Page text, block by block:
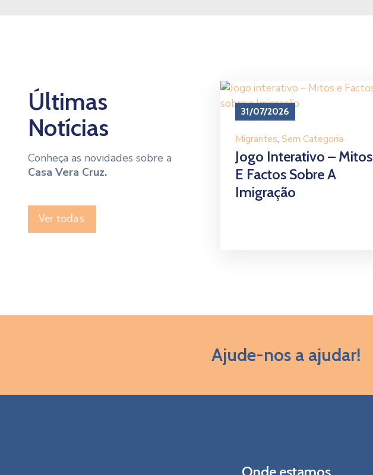
Últimas
Notícias
Conheça as novidades sobre a
Casa Vera Cruz.
Ver todas
31/07/2026
Migrantes‚Sem Categoria
Jogo Interativo – Mitos
E Factos Sobre A
Imigração
Ajude-nos a ajudar!